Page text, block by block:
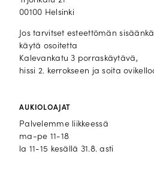
00100 Helsinki
Jos tarvitset esteettömän
käytä osoitetta
Kalevankatu 3 porraskäytävä,
hissi 2. kerrokseen ja soita
AUKIOLOAJAT
Palvelemme liikkeessä
ma-pe 11-18
la 11-15 kesällä 31.8. asti